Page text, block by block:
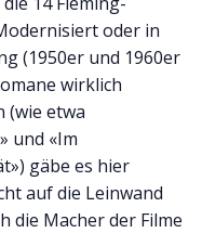
oder in
(1950er und 1960er
wirklich
(wie etwa
und «Im
gäbe es hier
auf die Leinwand
die Macher der Filme